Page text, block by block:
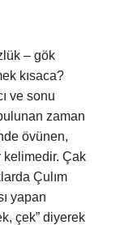
– gök
kısaca?
ve sonu
zaman
övünen,
kelimedir. Çak
Çulım
yapan
çek” diyerek